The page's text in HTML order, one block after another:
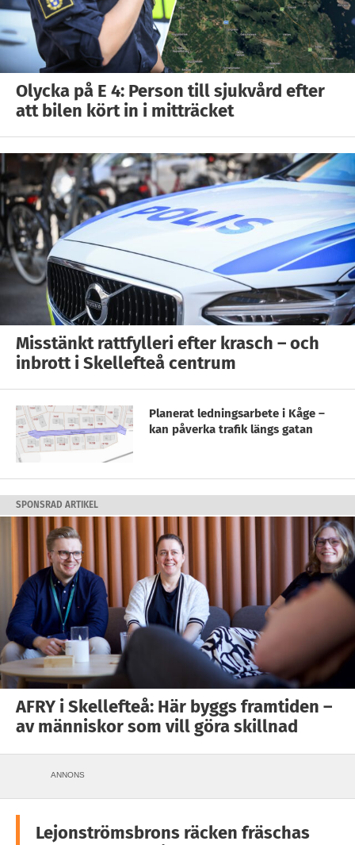
Olycka på E 4: Person till sjukvård efter
att bilen kört in i mitträcket
Misstänkt rattfylleri efter krasch – och
inbrott i Skellefteå centrum
Planerat ledningsarbete i Kåge –
kan påverka trafik längs gatan
SPONSRAD ARTIKEL
AFRY i Skellefteå: Här byggs framtiden –
av människor som vill göra skillnad
ANNONS
Lejonströmsbrons räcken fräschas